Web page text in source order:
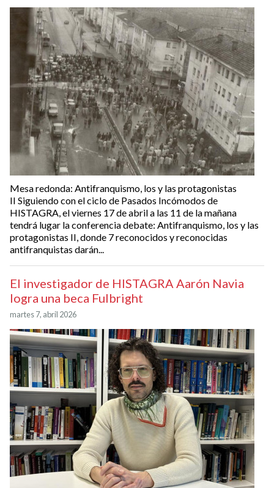
Mesa redonda: Antifranquismo, los y las protagonistas
II Siguiendo con el ciclo de Pasados Incómodos de
HISTAGRA, el viernes 17 de abril a las 11 de la mañana
tendrá lugar la conferencia debate: Antifranquismo, los y las
protagonistas II, donde 7 reconocidos y reconocidas
antifranquistas darán...
El investigador de HISTAGRA Aarón Navia
logra una beca Fulbright
martes 7, abril 2026